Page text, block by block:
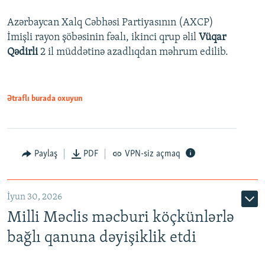
Azərbaycan Xalq Cəbhəsi Partiyasının (AXCP)
İmişli rayon şöbəsinin fəalı, ikinci qrup əlil Vüqar
Qədirli2 il müddətinə azadlıqdan məhrum edilib.
Ətraflı burada oxuyun
Paylaş PDF VPN-siz açmaq
İyun 30, 2026
Milli Məclis məcburi köçkünlərlə
bağlı qanuna dəyişiklik etdi